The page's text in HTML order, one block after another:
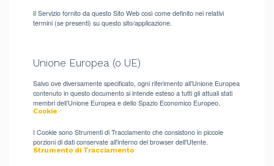
Il Servizio fornito da questo Sito Web così come definito nei relativi
termini (se presenti) su questo sito/applicazione.
Unione Europea (o UE)
Salvo ove diversamente specificato, ogni riferimento all’Unione Europea
contenuto in questo documento si intende esteso a tutti gli attuali stati
membri dell’Unione Europea e dello Spazio Economico Europeo.
Cookie
I Cookie sono Strumenti di Tracciamento che consistono in piccole
porzioni di dati conservate all'interno del browser dell'Utente.
Strumento di Tracciamento